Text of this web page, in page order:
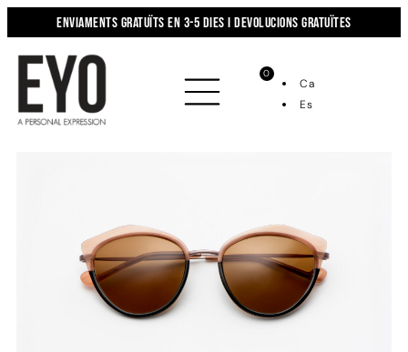
Enviaments gratuïts en 3-5 dies i devolucions gratuïtes
0
Ca
Es